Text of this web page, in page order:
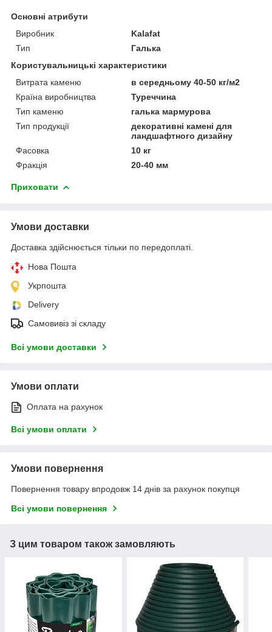
Основні атрибути
Виробник
Kalafat
Тип
Галька
Користувальницькі характеристики
Витрата каменю
в середньому 40-50 кг/м2
Країна виробництва
Туреччина
Тип каменю
галька мармурова
Тип продукції
декоративні камені для
ландшафтного дизайну
Фасовка
10 кг
Фракція
20-40 мм
Приховати
Умови доставки
Доставка здійснюється тільки по передоплаті.
Нова Пошта
Укрпошта
Delivery
Самовивіз зі складу
Всі умови доставки
Умови оплати
Оплата на рахунок
Всі умови оплати
Умови повернення
Повернення товару впродовж 14 днів за рахунок покупця
Всі умови повернення
З цим товаром також замовляють